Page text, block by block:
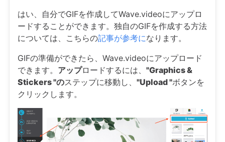
はい、自分でGIFを作成してWave.videoにアップロ
ードすることができます。独自のGIFを作成する方法
については、こちらの記事が参考になります。
GIFの準備ができたら、Wave.videoにアップロード
できます。 アップロードするには、 "Graphics &
Stickers "のステップに移動し、 "Upload "ボタンを
クリックします。